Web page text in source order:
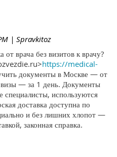
| Spravkitoz
от врача без визитов к врачу?
https://medical-
документы в Москве — от
— за 1 день. Документы
используются
доставка доступна по
и без лишних хлопот —
законная справка.